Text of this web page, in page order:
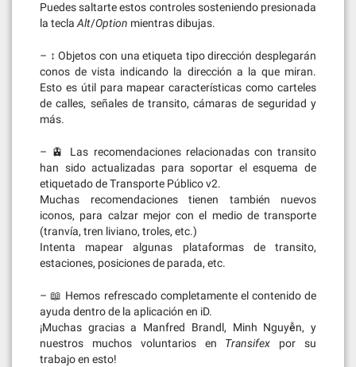
Puedes saltarte estos controles sosteniendo presionada
la tecla Alt/Option mientras dibujas.
– ↕️ Objetos con una etiqueta tipo dirección desplegarán
conos de vista indicando la dirección a la que miran.
Esto es útil para mapear características como carteles
de calles, señales de transito, cámaras de seguridad y
más.
– 🚊 Las recomendaciones relacionadas con transito
han sido actualizadas para soportar el esquema de
etiquetado de Transporte Público v2.
Muchas recomendaciones tienen también nuevos
iconos, para calzar mejor con el medio de transporte
(tranvía, tren liviano, troles, etc.)
Intenta mapear algunas plataformas de transito,
estaciones, posiciones de parada, etc.
– 📖 Hemos refrescado completamente el contenido de
ayuda dentro de la aplicación en iD.
¡Muchas gracias a Manfred Brandl, Minh Nguyễn, y
nuestros muchos voluntarios en Transifex por su
trabajo en esto!